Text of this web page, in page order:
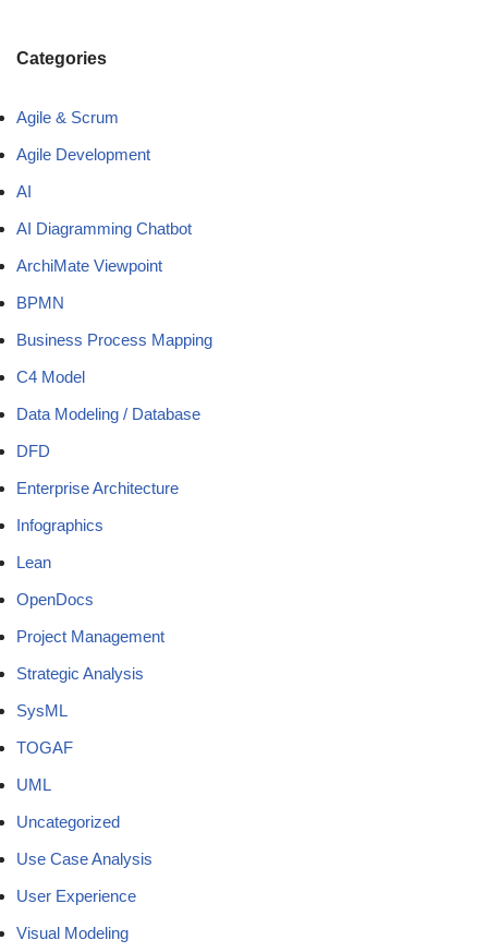
Categories
Agile & Scrum
Agile Development
AI
AI Diagramming Chatbot
ArchiMate Viewpoint
BPMN
Business Process Mapping
C4 Model
Data Modeling / Database
DFD
Enterprise Architecture
Infographics
Lean
OpenDocs
Project Management
Strategic Analysis
SysML
TOGAF
UML
Uncategorized
Use Case Analysis
User Experience
Visual Modeling